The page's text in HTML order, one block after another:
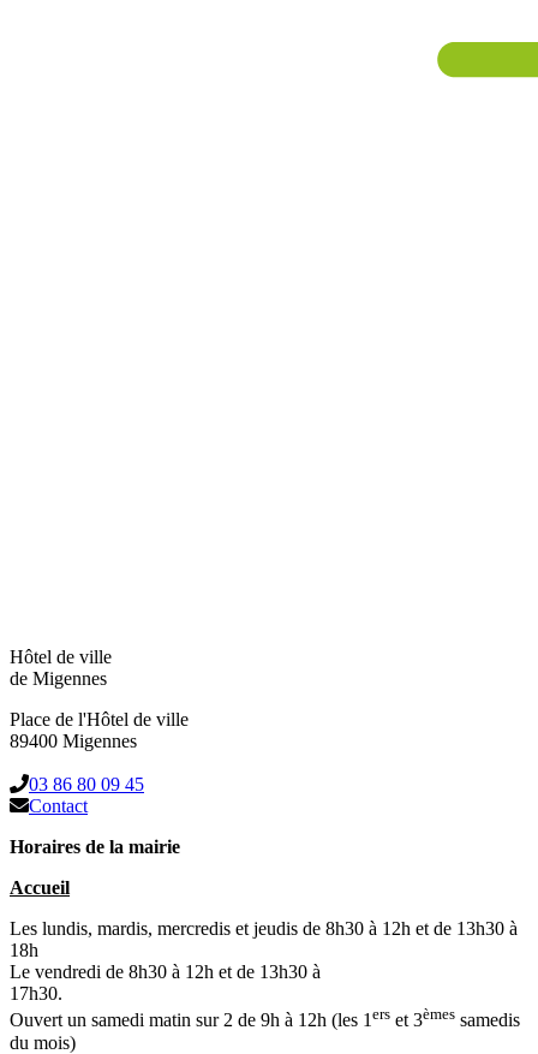
Hôtel de ville
de Migennes
Place de l'Hôtel de ville
89400 Migennes
03 86 80 09 45
Contact
Horaires de la mairie
Accueil
Les lundis, mardis, mercredis et jeudis de 8h30 à 12h et de 13h30 à
18h
Le vendredi de 8h30 à 12h et de 13h30 à
17h30.
Ouvert un samedi matin sur 2 de 9h à 12h (les 1ers et 3èmes samedis
du mois)